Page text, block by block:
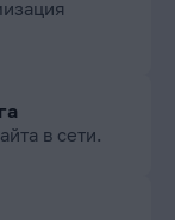
в сети.